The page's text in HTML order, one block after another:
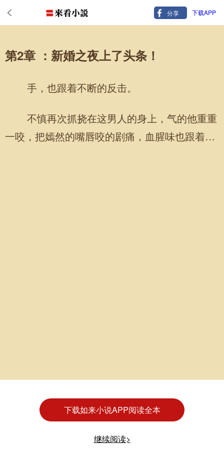
分享 下载APP
第2章 ：新婚之夜上了头条！
手，也跟着不断的反击。
不慎再次抓挠在这男人的身上，气的他重重
一咬，把嫣然的嘴唇咬的剧痛，血腥味也跟着呛
下载如来小说APP阅读全本
继续阅读>